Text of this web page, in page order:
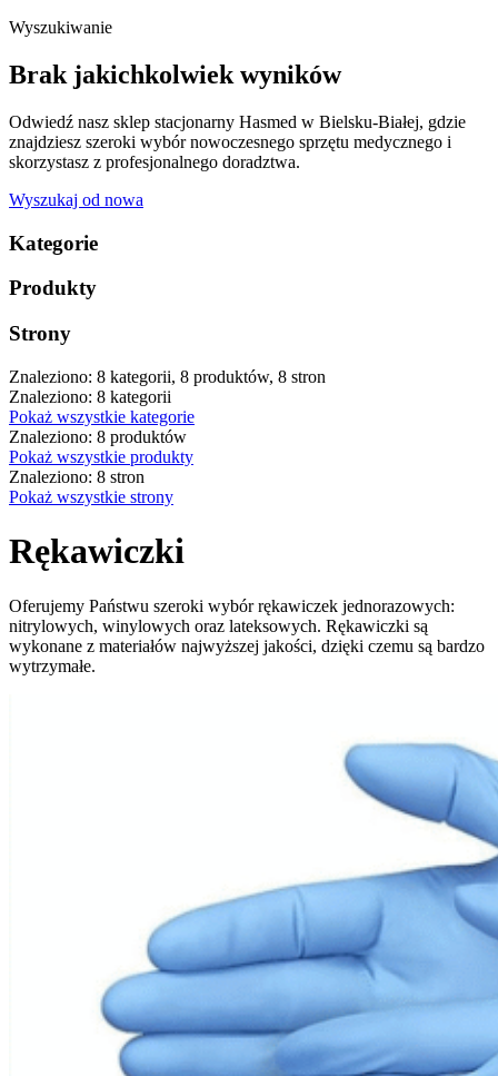
Wyszukiwanie
Brak jakichkolwiek wyników
Odwiedź nasz sklep stacjonarny Hasmed w Bielsku-Białej, gdzie
znajdziesz szeroki wybór nowoczesnego sprzętu medycznego i
skorzystasz z profesjonalnego doradztwa.
Wyszukaj od nowa
Kategorie
Produkty
Strony
Znaleziono: 8 kategorii, 8 produktów, 8 stron
Znaleziono: 8 kategorii
Pokaż wszystkie kategorie
Znaleziono: 8 produktów
Pokaż wszystkie produkty
Znaleziono: 8 stron
Pokaż wszystkie strony
Rękawiczki
Oferujemy Państwu szeroki wybór rękawiczek jednorazowych:
nitrylowych, winylowych oraz lateksowych. Rękawiczki są
wykonane z materiałów najwyższej jakości, dzięki czemu są bardzo
wytrzymałe.